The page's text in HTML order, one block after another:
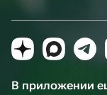
В приложении